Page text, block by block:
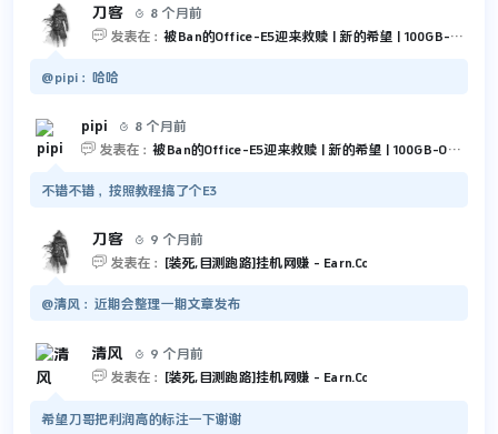
刀客 
8 个月前
 发表在： 被Ban的Office-E5迎来救赎 | 新的希望 | 100GB-Outlook 和 5TB-OneDrive
@pipi：哈哈
pipi 
8 个月前
 发表在： 被Ban的Office-E5迎来救赎 | 新的希望 | 100GB-Outlook 和 5TB-OneDrive
不错不错，按照教程搞了个E3
刀客 
9 个月前
 发表在： [装死,目测跑路]挂机网赚 - Earn.Cc
@清风：近期会整理一期文章发布
清风 
9 个月前
 发表在： [装死,目测跑路]挂机网赚 - Earn.Cc
希望刀哥把利润高的标注一下谢谢